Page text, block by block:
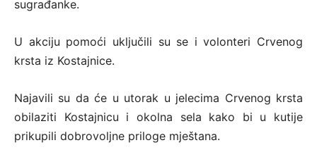
sugrađanke.
U akciju pomoći uključili su se i volonteri Crvenog
krsta iz Kostajnice.
Najavili su da će u utorak u jelecima Crvenog krsta
obilaziti Kostajnicu i okolna sela kako bi u kutije
prikupili dobrovoljne priloge mještana.